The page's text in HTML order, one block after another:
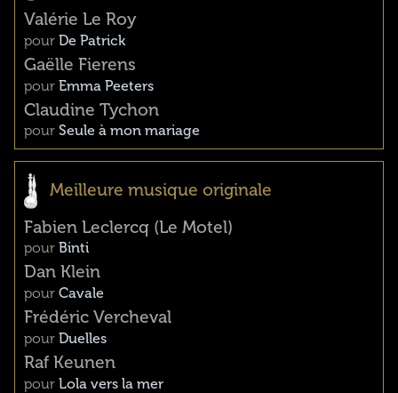
Valérie Le Roy
pour De Patrick
Gaëlle Fierens
pour Emma Peeters
Claudine Tychon
pour Seule à mon mariage
Meilleure musique originale
Fabien Leclercq (Le Motel)
pour Binti
Dan Klein
pour Cavale
Frédéric Vercheval
pour Duelles
Raf Keunen
pour Lola vers la mer